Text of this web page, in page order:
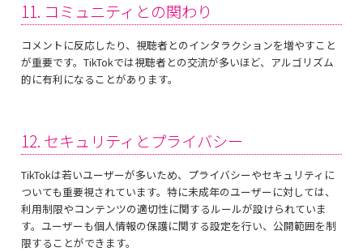
11. コミュニティとの関わり
コメントに反応したり、視聴者とのインタラクションを増やすこと
が重要です。TikTokでは視聴者との交流が多いほど、アルゴリズム
的に有利になることがあります。
12. セキュリティとプライバシー
TikTokは若いユーザーが多いため、プライバシーやセキュリティに
ついても重要視されています。特に未成年のユーザーに対しては、
利用制限やコンテンツの適切性に関するルールが設けられていま
す。ユーザーも個人情報の保護に関する設定を行い、公開範囲を制
限することができます。